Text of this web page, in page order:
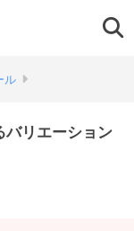
ル
リエーション